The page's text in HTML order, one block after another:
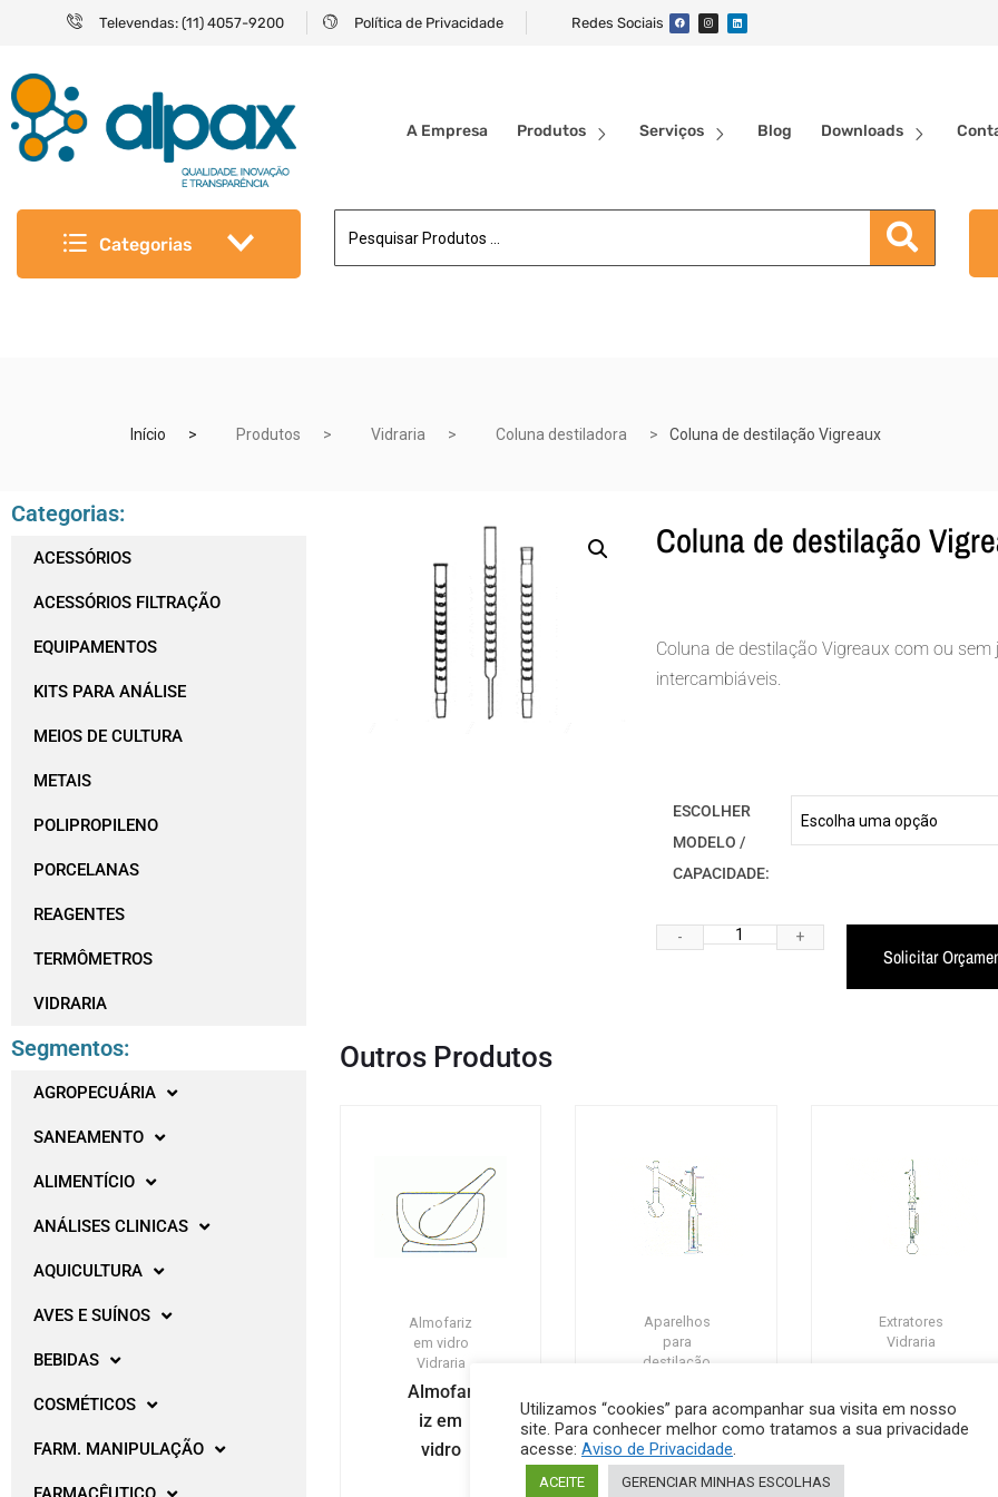
Televendas: (11) 4057-9200 Política de Privacidade Redes Sociais
A Empresa Produtos Serviços Blog Downloads
Categorias
Início Produtos Vidraria Coluna destiladora Coluna de destilação Vigreaux
Categorias:
ACESSÓRIOS
ACESSÓRIOS FILTRAÇÃO
EQUIPAMENTOS
KITS PARA ANÁLISE
MEIOS DE CULTURA
METAIS
POLIPROPILENO
PORCELANAS
REAGENTES
TERMÔMETROS
VIDRARIA
Segmentos:
AGROPECUÁRIA
SANEAMENTO
ALIMENTÍCIO
ANÁLISES CLINICAS
AQUICULTURA
AVES E SUÍNOS
BEBIDAS
COSMÉTICOS
FARM. MANIPULAÇÃO
Coluna de destilação
Coluna de destilação Vigreaux com ou
intercambiáveis.
ESCOLHER
MODELO /
CAPACIDADE:
Solicitar
Outros Produtos
Almofariz
em vidro
Vidraria
Almofar
iz em
vidro
Aparelhos
para
destilação
Aparelh
o para
destilaç
Extratores
Vidraria
Soxhlet
Utilizamos “cookies” para acompanhar sua visita em nosso
site. Para conhecer melhor como tratamos a sua privacidade
acesse: Aviso de Privacidade
ACEITE GERENCIAR MINHAS ESCOLHAS